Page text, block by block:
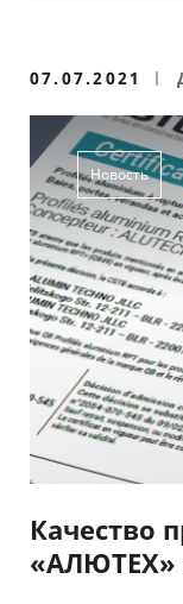
07.07.2021
Новость
Качество
«АЛЮТЕХ»